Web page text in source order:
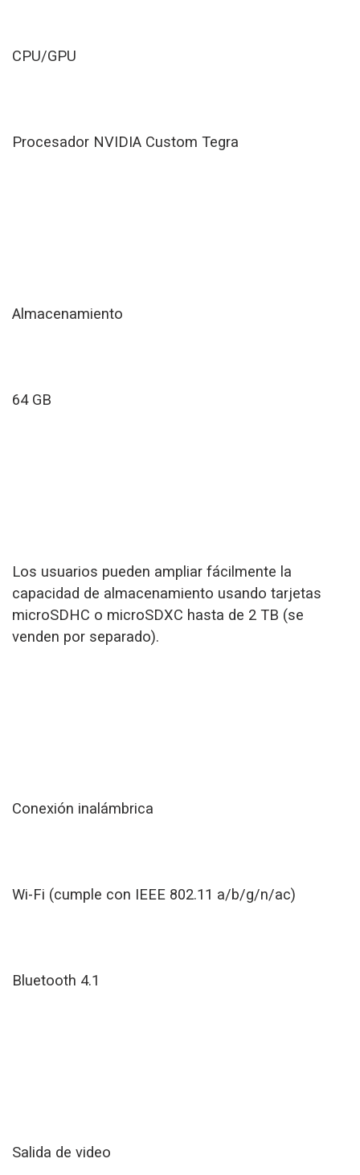
CPU/GPU
Procesador NVIDIA Custom Tegra
Almacenamiento
64 GB
Los usuarios pueden ampliar fácilmente la
capacidad de almacenamiento usando tarjetas
microSDHC o microSDXC hasta de 2 TB (se
venden por separado).
Conexión inalámbrica
Wi-Fi (cumple con IEEE 802.11 a/b/g/n/ac)
Bluetooth 4.1
Salida de video